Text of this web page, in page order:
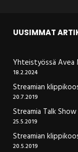
UUSIMMAT
Yhteistyössä Avea
18.2.2024
Streamian
20.7.2019
Streamia Talk
25.5.2019
Streamian
20.5.2019